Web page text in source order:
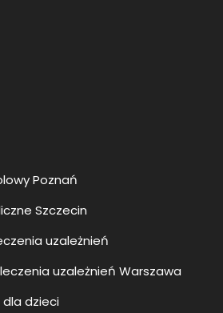
Poznań
Szczecin
uzależnień
uzależnień Warszawa
dzieci